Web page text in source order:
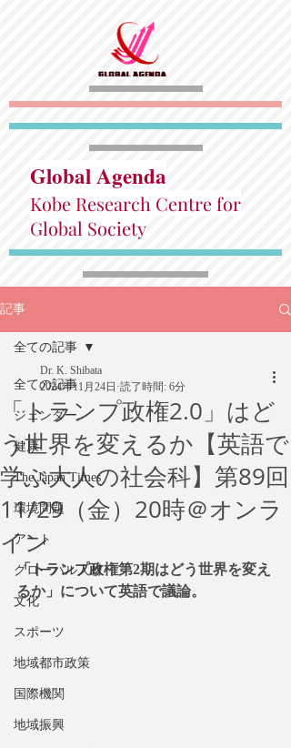
Global Agenda
Kobe Research Centre for
Global Society
記事
全ての記事
ジェンダー
健康
The Japan Times
環境問題
アート
グローバル人材
文化
スポーツ
地域都市政策
国際機関
地域振興
全ての記事
「トランプ政権2.0」はど
う世界を変えるか【英語で
学ぶ大人の社会科】第89回
11/29（金）20時＠オンラ
イン
Dr. K. Shibata
2024年11月24日 読了時間: 6分
「トランプ政権第2期はどう世界を変え
るか」について英語で議論。